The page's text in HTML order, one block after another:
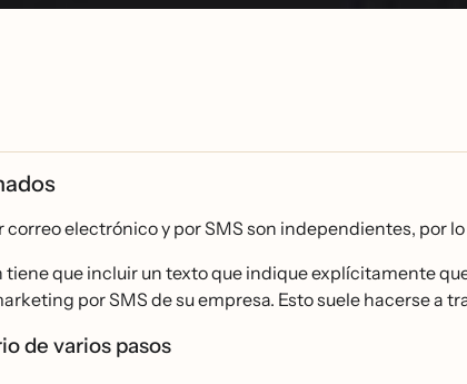
electrónico y por SMS son independientes, por
tiene que incluir un texto que indique explícitamente
por SMS de su empresa. Esto suele hacerse a
de varios pasos